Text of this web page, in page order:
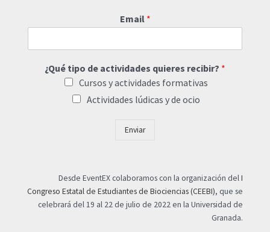
Email *
¿Qué tipo de actividades quieres recibir? *
Cursos y actividades formativas
Actividades lúdicas y de ocio
Enviar
Desde EventEX colaboramos con la organización delI
Congreso Estatal de Estudiantes de Biociencias (CEEBI), que se
celebrará del 19 al 22 de julio de 2022 en la Universidad de
Granada.